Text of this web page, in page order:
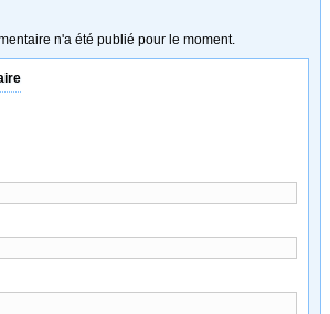
n'a été publié pour le moment.